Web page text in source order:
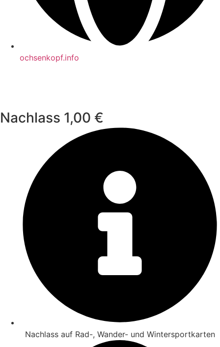
ochsenkopf.info
Nachlass 1,00 €
Nachlass auf Rad-, Wander- und Wintersportkarten